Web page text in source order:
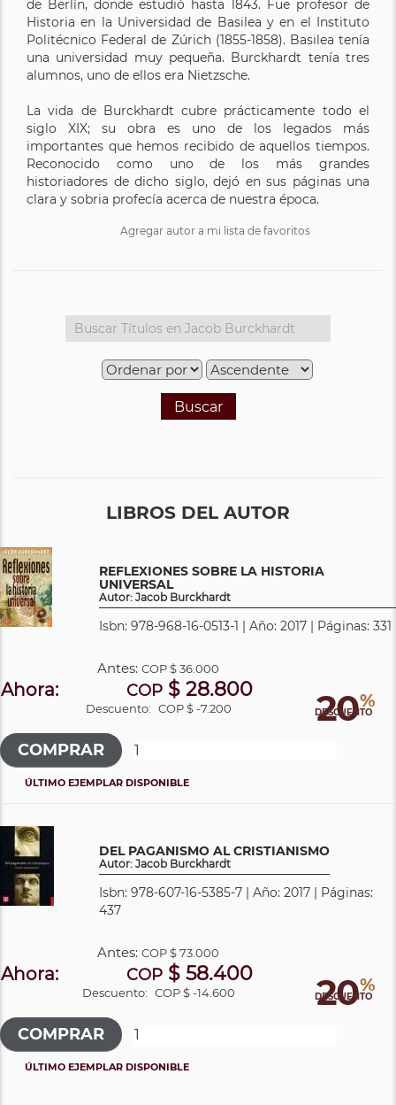
de Berlín, donde estudió hasta 1843. Fue profesor de
Historia en la Universidad de Basilea y en el Instituto
Politécnico Federal de Zúrich (1855-1858). Basilea tenía
una universidad muy pequeña. Burckhardt tenía tres
alumnos, uno de ellos era Nietzsche.
La vida de Burckhardt cubre prácticamente todo el
siglo XIX; su obra es uno de los legados más
importantes que hemos recibido de aquellos tiempos.
Reconocido como uno de los más grandes
historiadores de dicho siglo, dejó en sus páginas una
clara y sobria profecía acerca de nuestra época.
Agregar autor a mi lista de favoritos
Buscar
LIBROS DEL AUTOR
REFLEXIONES SOBRE LA HISTORIA
UNIVERSAL
Autor: Jacob Burckhardt
Isbn: 978-968-16-0513-1 | Año: 2017 | Páginas: 331
20%
DESCUENTO
Antes:COP$ 36.000
Ahora: COP$ 28.800
Descuento: COP $ -7.200
ÚLTIMO EJEMPLAR DISPONIBLE
DEL PAGANISMO AL CRISTIANISMO
Autor: Jacob Burckhardt
Isbn: 978-607-16-5385-7 | Año: 2017 | Páginas:
437
20%
DESCUENTO
Antes:COP$ 73.000
Ahora: COP$ 58.400
Descuento: COP $ -14.600
ÚLTIMO EJEMPLAR DISPONIBLE